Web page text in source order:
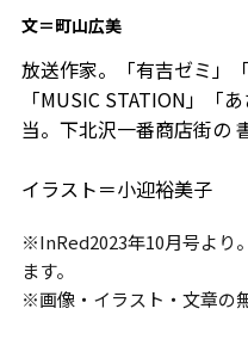
文＝町山広美
放送作家。「有吉ゼミ」
「MUSIC STATION」「
当。下北沢一番商店街の
イラスト＝小迎裕美子
※InRed2023年10月号より
ます。
※画像・イラスト・文章の